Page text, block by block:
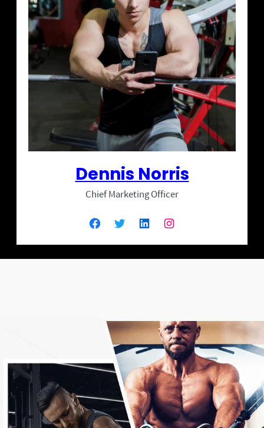
Dennis Norris
Chief Marketing Officer
Facebook Twitter LinkedIn Instagram